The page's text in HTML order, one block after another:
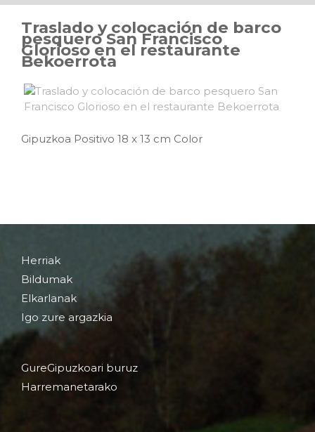
Traslado y colocación de barco
pesquero San Francisco
Glorioso en el restaurante
Bekoerrota
Gipuzkoa Positivo 18 x 13 cm Color
Herriak
Bildumak
Elkarlanak
Igo zure argazkia
GureGipuzkoari buruz
Harremanetarako